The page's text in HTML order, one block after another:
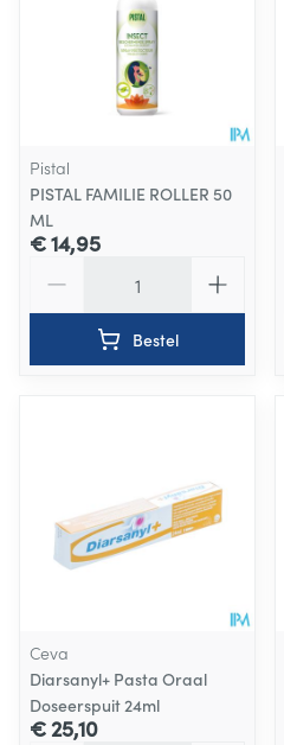
Pistal
PISTAL FAMILIE ROLLER 50
ML
€ 14,95
Bestel
Ceva
Diarsanyl+ Pasta Oraal
Doseerspuit 24ml
€ 25,10